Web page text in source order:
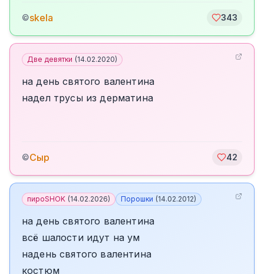
©skela 343
Две девятки (14.02.2020)
на день святого валентина
надел трусы из дерматина
©Сыр 42
пироSHOK (14.02.2026) Порошки (14.02.2012)
на день святого валентина
всё шалости идут на ум
надень святого валентина
костюм